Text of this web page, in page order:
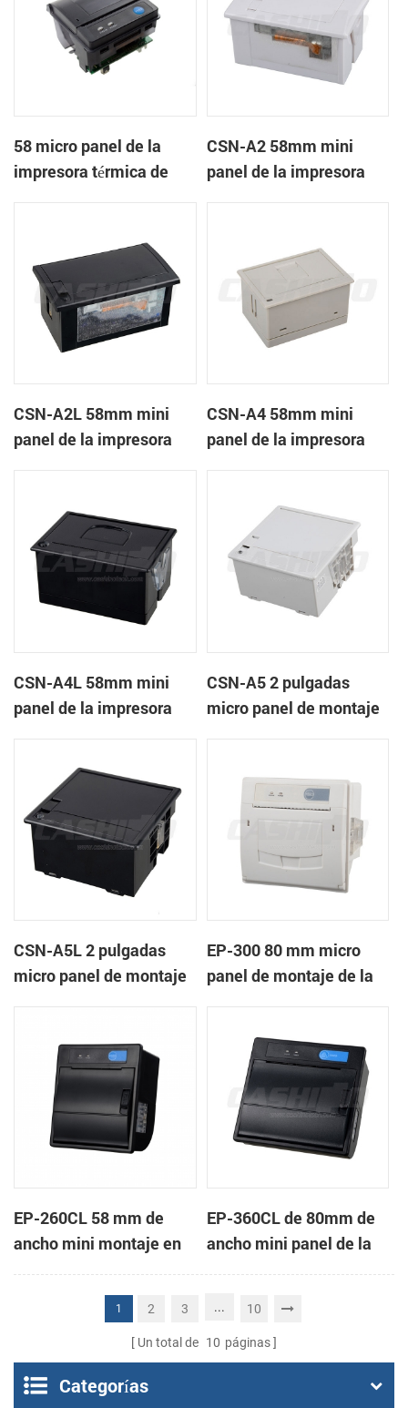
58 micro panel de la
impresora térmica de
CSN-A2 58mm mini
panel de la impresora
CSN-A2L 58mm mini
panel de la impresora
CSN-A4 58mm mini
panel de la impresora
CSN-A4L 58mm mini
panel de la impresora
CSN-A5 2 pulgadas
micro panel de montaje
CSN-A5L 2 pulgadas
micro panel de montaje
EP-300 80 mm micro
panel de montaje de la
EP-260CL 58 mm de
ancho mini montaje en
panel de la impresora
térmica con auto-
EP-360CL de 80mm de
ancho mini panel de la
impresora térmica con
1 2 3 ... 10
Un total de 10 páginas
Categorías